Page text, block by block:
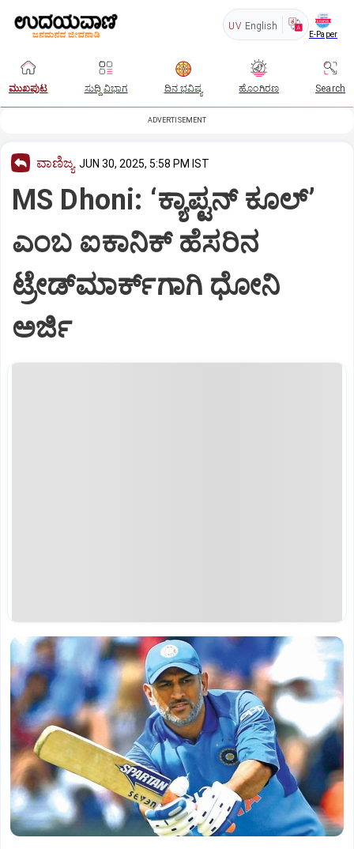
UV English
E-Paper
ಮುಖಪುಟ ಸುದ್ದಿ ವಿಭಾಗ ದಿನ ಭವಿಷ್ಯ ಹೊಂಗಿರಣ Search
ADVERTISEMENT
ವಾಣಿಜ್ಯ JUN 30, 2025, 5:58 PM IST
MS Dhoni: ‘ಕ್ಯಾಪ್ಟನ್ ಕೂಲ್’
ಎಂಬ ಐಕಾನಿಕ್ ಹೆಸರಿನ
ಟ್ರೇಡ್‌ಮಾರ್ಕ್‌ಗಾಗಿ ಧೋನಿ
ಅರ್ಜಿ